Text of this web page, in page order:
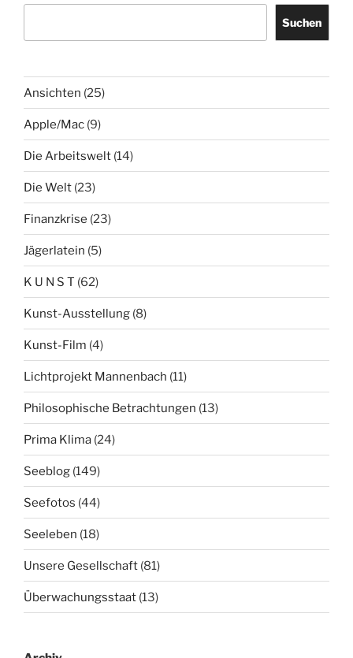
Suchen
Ansichten (25)
Apple/Mac (9)
Die Arbeitswelt (14)
Die Welt (23)
Finanzkrise (23)
Jägerlatein (5)
K U N S T (62)
Kunst-Ausstellung (8)
Kunst-Film (4)
Lichtprojekt Mannenbach (11)
Philosophische Betrachtungen (13)
Prima Klima (24)
Seeblog (149)
Seefotos (44)
Seeleben (18)
Unsere Gesellschaft (81)
Überwachungsstaat (13)